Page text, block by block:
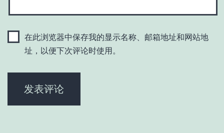
在此浏览器中保存我的显示名称、邮箱地址和网站地
址，以便下次评论时使用。